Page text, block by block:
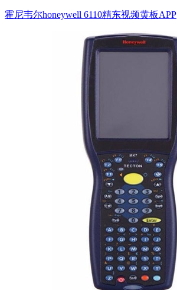
霍尼韦尔honeywell 6110精东视频黄板APP